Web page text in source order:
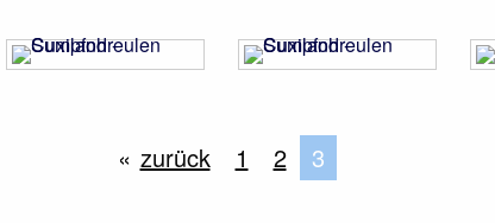
zurück 1 2 Sie befinden sich
3